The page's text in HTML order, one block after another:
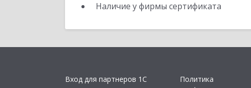
Наличие у фирмы сертификата
Вход для партнеров 1С
Политика